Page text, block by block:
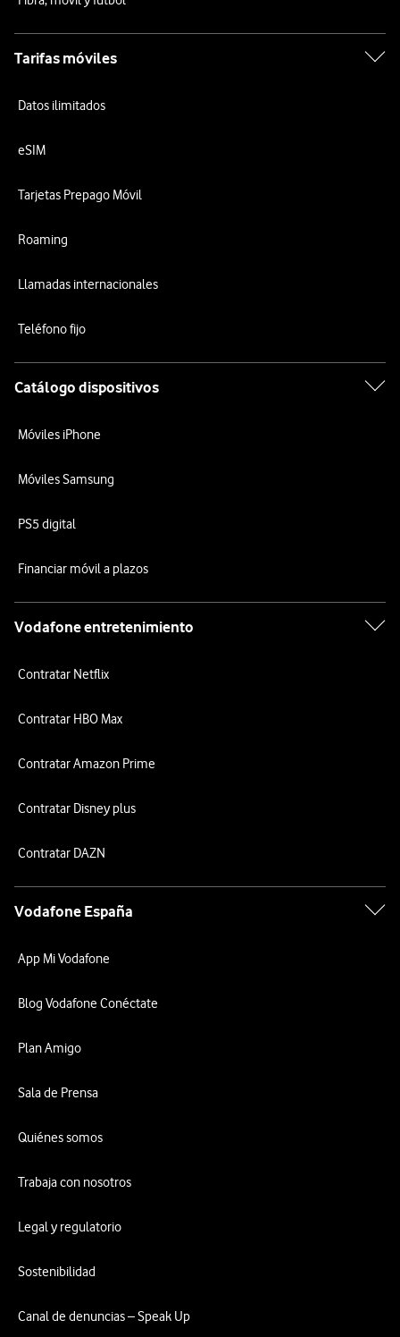
Tarifas móviles
Datos ilimitados
eSIM
Tarjetas Prepago Móvil
Roaming
Llamadas internacionales
Teléfono fijo
Catálogo dispositivos
Móviles iPhone
Móviles Samsung
PS5 digital
Financiar móvil a plazos
Vodafone entretenimiento
Contratar Netflix
Contratar HBO Max
Contratar Amazon Prime
Contratar Disney plus
Contratar DAZN
Vodafone España
App Mi Vodafone
Blog Vodafone Conéctate
Plan Amigo
Sala de Prensa
Quiénes somos
Trabaja con nosotros
Legal y regulatorio
Sostenibilidad
Canal de denuncias – Speak Up